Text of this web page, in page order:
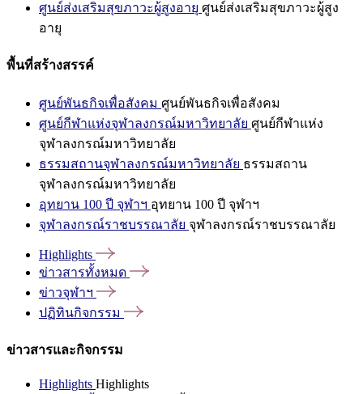
ศูนย์ส่งเสริมสุขภาวะผู้สูงอายุ ศูนย์ส่งเสริมสุขภาวะผู้สูง
อายุ
พื้นที่สร้างสรรค์
ศูนย์พันธกิจเพื่อสังคม ศูนย์พันธกิจเพื่อสังคม
ศูนย์กีฬาแห่งจุฬาลงกรณ์มหาวิทยาลัย ศูนย์กีฬาแห่ง
จุฬาลงกรณ์มหาวิทยาลัย
ธรรมสถานจุฬาลงกรณ์มหาวิทยาลัย ธรรมสถาน
จุฬาลงกรณ์มหาวิทยาลัย
อุทยาน 100 ปี จุฬาฯ อุทยาน 100 ปี จุฬาฯ
จุฬาลงกรณ์ราชบรรณาลัย จุฬาลงกรณ์ราชบรรณาลัย
Highlights
ข่าวสารทั้งหมด
ข่าวจุฬาฯ
ปฏิทินกิจกรรม
ข่าวสารและกิจกรรม
Highlights Highlights